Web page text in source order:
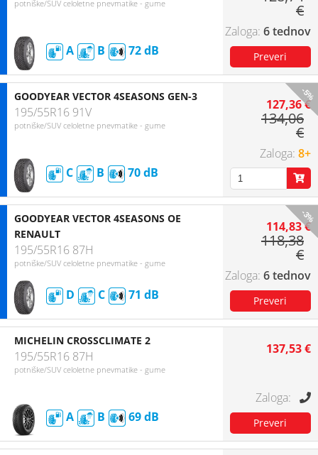
potniške/SUV celoletne pnevmatike - gume
A B 72
€
6 tednov
-5%
GOODYEAR VECTOR 4SEASONS GEN-3
195/55R16 91V
potniške/SUV celoletne pnevmatike - gume
C B 70
127,36 €
134,06
€
8+
-3%
GOODYEAR VECTOR 4SEASONS OE
RENAULT
195/55R16 87H
potniške/SUV celoletne pnevmatike - gume
D C 71
114,83 €
118,38
€
6 tednov
MICHELIN CROSSCLIMATE 2
195/55R16 87H
potniške/SUV celoletne pnevmatike - gume
A B 69
137,53 €